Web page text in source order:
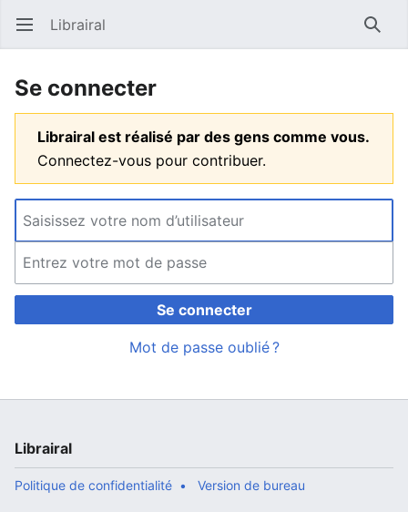
Ouvrir le menu principal Librairal
Se connecter
Librairal est réalisé par des gens comme vous.
Connectez-vous pour contribuer.
Se connecter
Mot de passe oublié ?
Librairal
Politique de confidentialité Version de bureau